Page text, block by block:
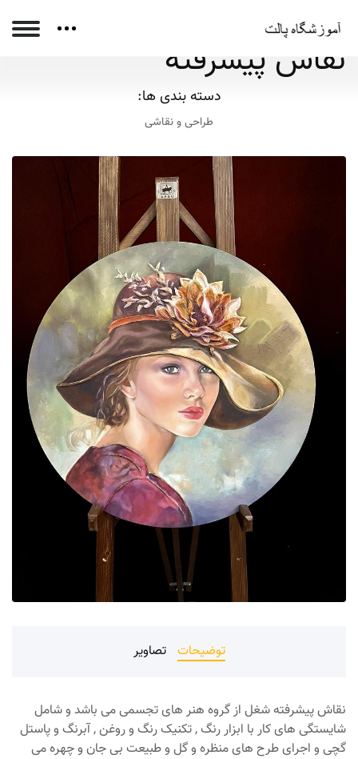
نقاش پیشرفته
دسته بندی ها:
طراحی و نقاشی
توضیحات تصاویر
نقاش پیشرفته شغل از گروه هنر های تجسمی می باشد و شامل
شایستگی های کار با ابزار رنگ , تکنیک رنگ و روغن , آبرنگ و پاستل
گچی و اجرای طرح های منظره و گل و طبیعت بی جان و چهره می